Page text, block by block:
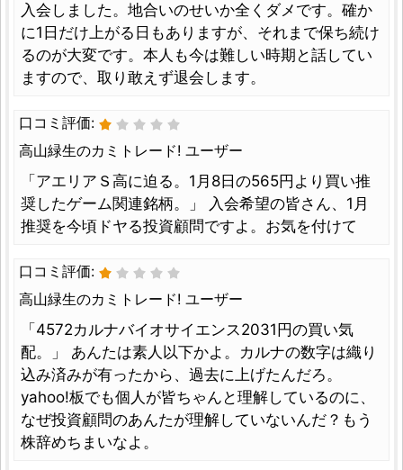
入会しました。地合いのせいか全くダメです。確か
に1日だけ上がる日もありますが、それまで保ち続け
るのが大変です。本人も今は難しい時期と話してい
ますので、取り敢えず退会します。
口コミ評価:
高山緑生のカミトレード! ユーザー
「アエリアＳ高に迫る。1月8日の565円より買い推
奨したゲーム関連銘柄。」 入会希望の皆さん、1月
推奨を今頃ドヤる投資顧問ですよ。お気を付けて
口コミ評価:
高山緑生のカミトレード! ユーザー
「4572カルナバイオサイエンス2031円の買い気
配。」 あんたは素人以下かよ。カルナの数字は織り
込み済みが有ったから、過去に上げたんだろ。
yahoo!板でも個人が皆ちゃんと理解しているのに、
なぜ投資顧問のあんたが理解していないんだ？もう
株辞めちまいなよ。